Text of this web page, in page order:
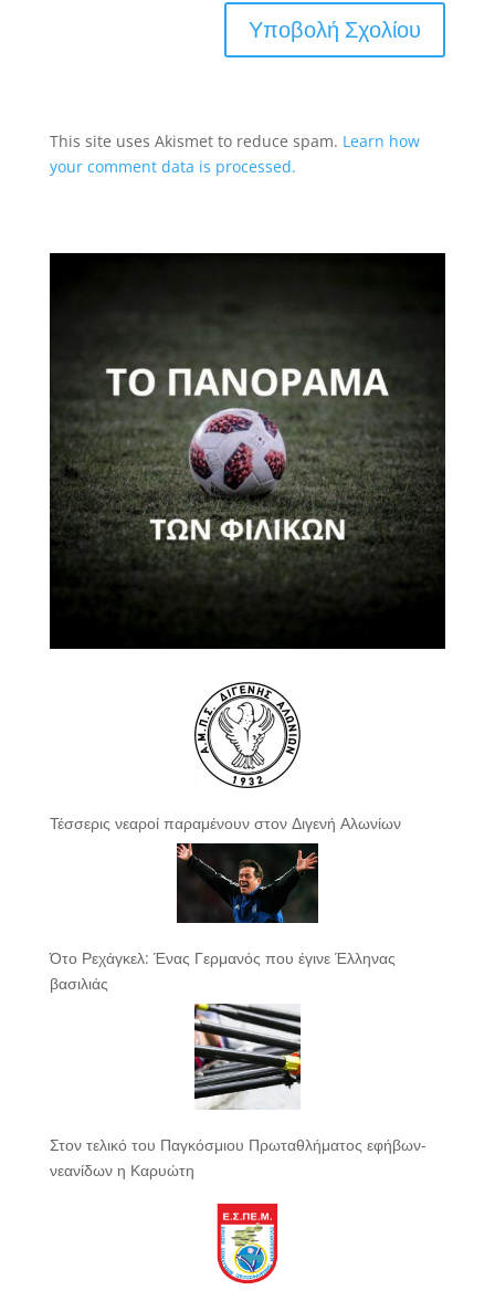
This site uses Akismet to reduce spam. Learn how
your comment data is processed.
Τέσσερις νεαροί παραμένουν στον Διγενή Αλωνίων
Ότο Ρεχάγκελ: Ένας Γερμανός που έγινε Έλληνας
βασιλιάς
Στον τελικό του Παγκόσμιου Πρωταθλήματος εφήβων-
νεανίδων η Καρυώτη